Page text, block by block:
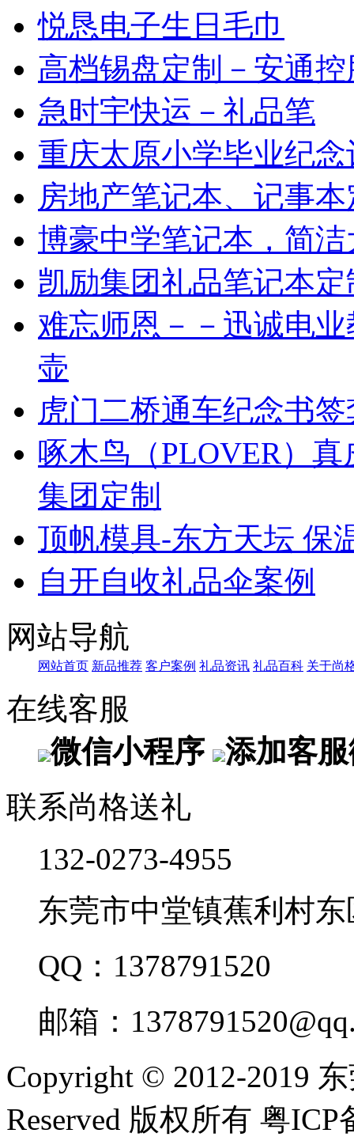
悦恳电子生日毛巾
高档锡盘定制－安通
急时宇快运－礼品笔
重庆太原小学毕业纪
房地产笔记本、记事
博豪中学笔记本，简
凯励集团礼品笔记本定
难忘师恩－－迅诚电
壶
虎门二桥通车纪念书
啄木鸟（PLOVER）
集团定制
顶帆模具-东方天坛 保
自开自收礼品伞案例
网站导航
网站首页 新品推荐 客户案例 礼品资讯 礼品百科 关于尚
在线客服
微信小程序
添加客
联系尚格送礼
132-0273-4955
东莞市中堂镇蕉利村
QQ：1378791520
邮箱：
Copyright © 2012-2019
Reserved 版权所有 粤ICP